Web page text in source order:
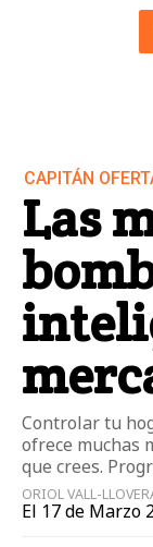
CAPITÁN
Las
Controlar tu
ofrece muchas
que crees.
ORIOL VALL-
El 17 de Marzo